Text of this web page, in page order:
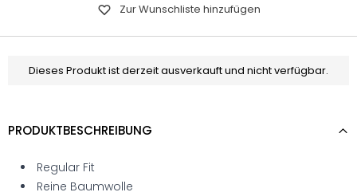
Zur Wunschliste hinzufügen
Dieses Produkt ist derzeit ausverkauft und nicht verfügbar.
PRODUKTBESCHREIBUNG
Regular Fit
Reine Baumwolle